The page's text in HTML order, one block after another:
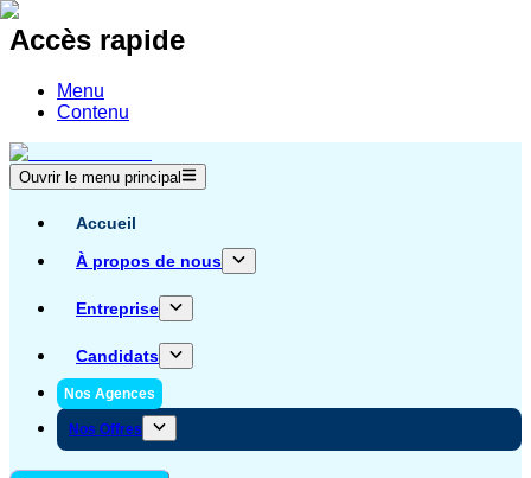
Accès rapide
Menu
Contenu
Ouvrir le menu principal
Accueil
À propos de nous
Entreprise
Candidats
Nos Agences
Nos Offres